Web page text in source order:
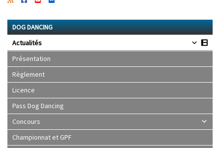
DOG DANCING
Actualités
Présentation
Règlement
Licence
Pass Dog Dancing
Concours
Championnat et GPF